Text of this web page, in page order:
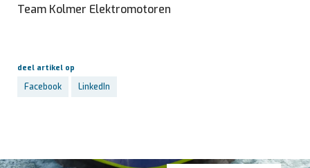
Team Kolmer Elektromotoren
deel artikel op
Facebook LinkedIn